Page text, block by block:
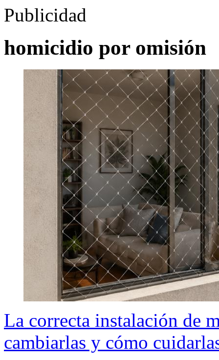
Publicidad
homicidio por omisión
La correcta instalación de
cambiarlas y cómo